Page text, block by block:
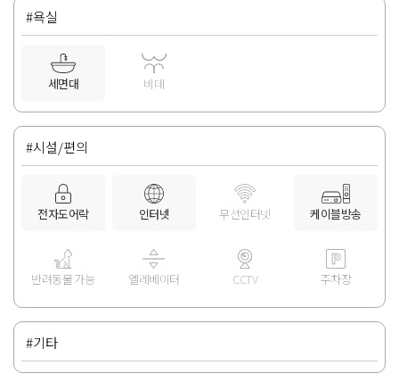
#욕실
세면대 비데
#시설/편의
전자도어락 인터넷 무선인터넷 케이블방송
반려동물 가능 엘레베이터 CCTV 주차장
#기타